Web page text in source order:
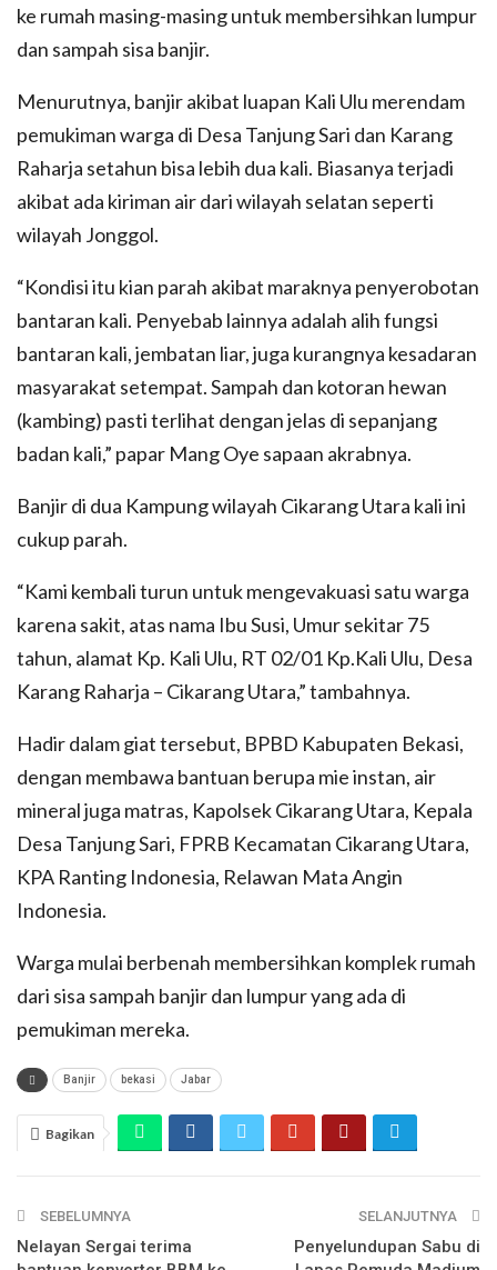
ke rumah masing-masing untuk membersihkan lumpur
dan sampah sisa banjir.
Menurutnya, banjir akibat luapan Kali Ulu merendam
pemukiman warga di Desa Tanjung Sari dan Karang
Raharja setahun bisa lebih dua kali. Biasanya terjadi
akibat ada kiriman air dari wilayah selatan seperti
wilayah Jonggol.
“Kondisi itu kian parah akibat maraknya penyerobotan
bantaran kali. Penyebab lainnya adalah alih fungsi
bantaran kali, jembatan liar, juga kurangnya kesadaran
masyarakat setempat. Sampah dan kotoran hewan
(kambing) pasti terlihat dengan jelas di sepanjang
badan kali,” papar Mang Oye sapaan akrabnya.
Banjir di dua Kampung wilayah Cikarang Utara kali ini
cukup parah.
“Kami kembali turun untuk mengevakuasi satu warga
karena sakit, atas nama Ibu Susi, Umur sekitar 75
tahun, alamat Kp. Kali Ulu, RT 02/01 Kp.Kali Ulu, Desa
Karang Raharja – Cikarang Utara,” tambahnya.
Hadir dalam giat tersebut, BPBD Kabupaten Bekasi,
dengan membawa bantuan berupa mie instan, air
mineral juga matras, Kapolsek Cikarang Utara, Kepala
Desa Tanjung Sari, FPRB Kecamatan Cikarang Utara,
KPA Ranting Indonesia, Relawan Mata Angin
Indonesia.
Warga mulai berbenah membersihkan komplek rumah
dari sisa sampah banjir dan lumpur yang ada di
pemukiman mereka.
Banjir bekasi Jabar
Bagikan
SEBELUMNYA
Nelayan Sergai terima
SELANJUTNYA
Penyelundupan Sabu di